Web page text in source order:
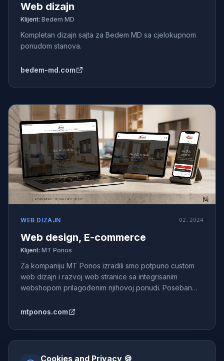
Web dizajn
Klijent: Bedem MD
Kompletan dizajn sajta za Bedem MD sa cjelokupnom
ponudom stanova.
bedem-md.com
WEB DIZAJN 02.2024
Web design, E-commerce
Klijent: MT Ponos
Za kompaniju MT Ponos izradili smo potpuno custom
web dizajn i razvoj web stranice sa integrisanim
webshopom prilagođenim njihovoj ponudi. Poseban
laminatnih podova i pratećeg asortimana, uz
koje olakšava pretragu i kupovinu proizvoda.
mtponos.com
Cookies and Privacy 🍪